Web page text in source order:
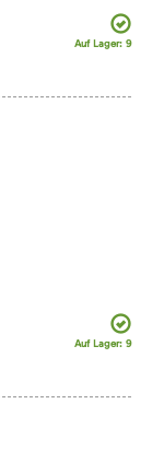
Auf Lager: 9
Auf Lager: 9